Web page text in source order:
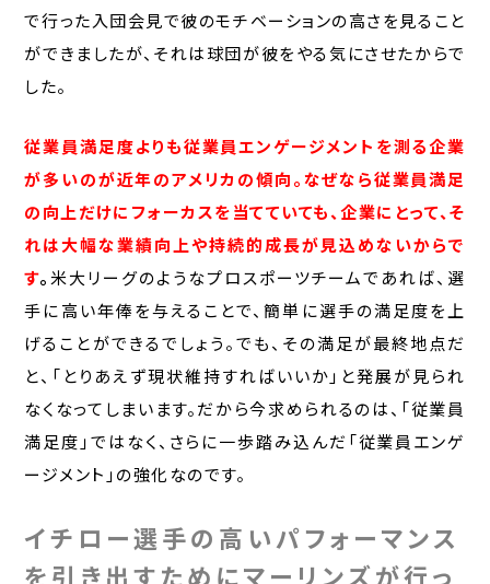
で行った入団会見で彼のモチベーションの高さを見ること
ができましたが、それは球団が彼をやる気にさせたからで
した。
従業員満足度よりも従業員エンゲージメントを測る企業
が多いのが近年のアメリカの傾向。なぜなら従業員満足
の向上だけにフォーカスを当てていても、企業にとって、そ
れは大幅な業績向上や持続的成長が見込めないからで
す。米大リーグのようなプロスポーツチームであれば、選
手に高い年俸を与えることで、簡単に選手の満足度を上
げることができるでしょう。でも、その満足が最終地点だ
と、「とりあえず現状維持すればいいか」と発展が見られ
なくなってしまいます。だから今求められるのは、「従業員
満足度」ではなく、さらに一歩踏み込んだ「従業員エンゲ
ージメント」の強化なのです。
イチロー選手の高いパフォーマンス
を引き出すためにマーリンズが行っ